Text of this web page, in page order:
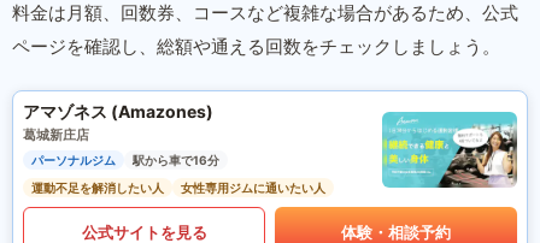
料金は月額、回数券、コースなど複雑な場合があるため、公式
ページを確認し、総額や通える回数をチェックしましょう。
アマゾネス (Amazones)
葛城新庄店
パーソナルジム
駅から車で16分
運動不足を解消したい人
女性専用ジムに通いたい人
公式サイトを見る 体験・相談予約